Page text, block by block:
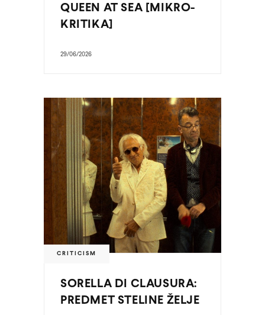
QUEEN AT SEA [MIKRO-
KRITIKA]
29/06/2026
CRITICISM
SORELLA DI CLAUSURA:
PREDMET STELINE ŽELJE